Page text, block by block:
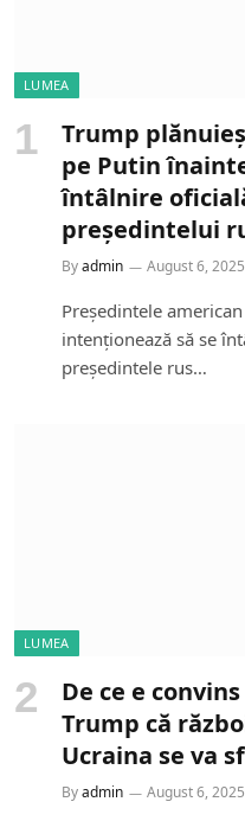
LUMEA
Trump
pe Putin
întâlnire
președintelui
Byadmin August 6, 2025
Președintele
intenționează să se
președintele rus…
LUMEA
De ce e
Trump că
Ucraina se va
Byadmin August 6, 2025